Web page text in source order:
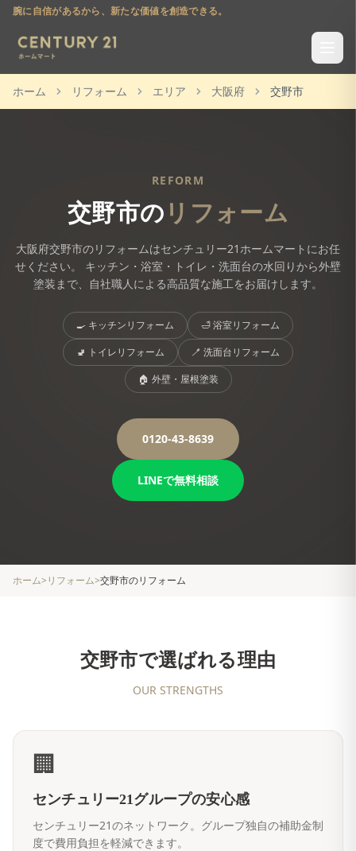
腕に自信があるから、新たな価値を創造できる。
ホーム リフォーム エリア 大阪府 交野市
REFORM
交野市の リフォーム
大阪府交野市のリフォームはセンチュリー21ホームマートにお任
せください。 キッチン・浴室・トイレ・洗面台の水回りから外壁
塗装まで、自社職人による高品質な施工をお届けします。
🍳 キッチンリフォーム 🛁浴室リフォーム
🚽 トイレリフォーム 🪥 洗面台リフォーム
🏠 外壁・屋根塗装
0120-43-8639
LINEで無料相談
ホーム> リフォーム>交野市のリフォーム
交野市で選ばれる理由
OUR STRENGTHS
🏢
センチュリー21グループの安心感
センチュリー21のネットワーク。グループ独自の補助金制
度で費用負担を軽減できます。